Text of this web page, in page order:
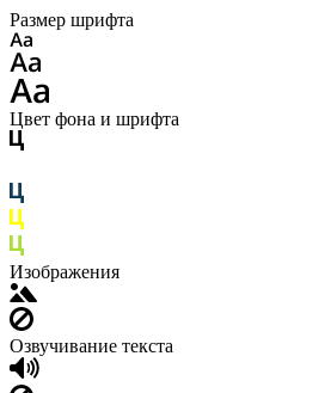
Размер шрифта
Цвет фона и шрифта
Изображения
Озвучивание текста